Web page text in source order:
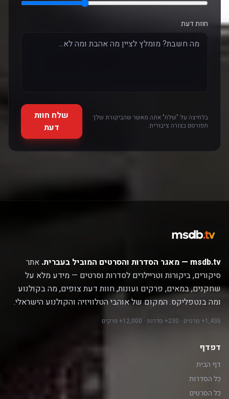
חוות דעת
בלחיצה על "שלח" אתה מאשר שהביקורת שלך
תפורסם בצורה ציבורית.
שלח חוות
דעת
msdb.tv — מאגר הסדרות והסרטים המוביל בעברית.
אתר
סיקורים, ביקורות וטריילרים לסדרות וסרטים — מידע מלא על
שחקנים, במאים, פרקים ועונות, חוות דעת צופים, מה בקולנוע
ומה בנטפליקס. המקום של אוהבי הטלוויזיה והקולנוע הישראלי.
1,436+ סרטים · 230+ סדרות · 12,000+ פרקים
דפדף
דף הבית
כל הסדרות
כל הסרטים